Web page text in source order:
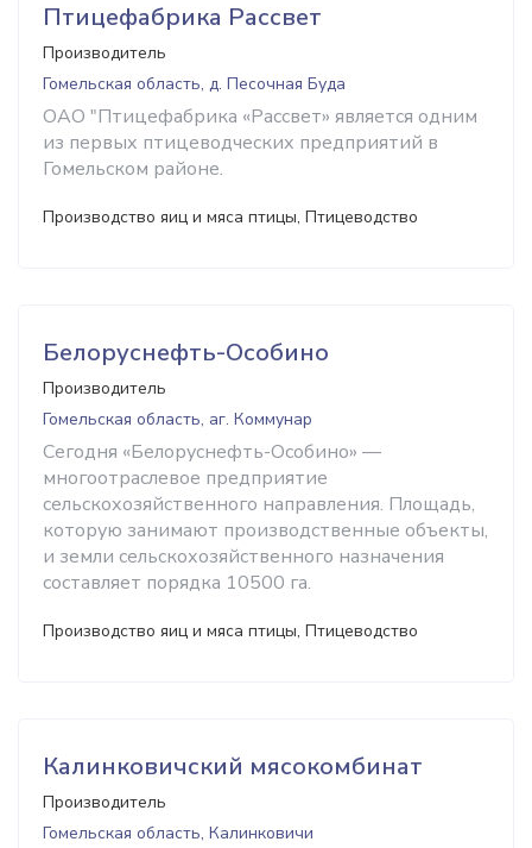
Птицефабрика Рассвет
Производитель
Гомельская область, д. Песочная Буда
ОАО "Птицефабрика «Рассвет» является одним
из первых птицеводческих предприятий в
Гомельском районе.
Производство яиц и мяса птицы, Птицеводство
Белоруснефть-Особино
Производитель
Гомельская область, аг. Коммунар
Сегодня «Белоруснефть-Особино» —
многоотраслевое предприятие
сельскохозяйственного направления. Площадь,
которую занимают производственные объекты,
и земли сельскохозяйственного назначения
составляет порядка 10500 га.
Производство яиц и мяса птицы, Птицеводство
Калинковичский мясокомбинат
Производитель
Гомельская область, Калинковичи